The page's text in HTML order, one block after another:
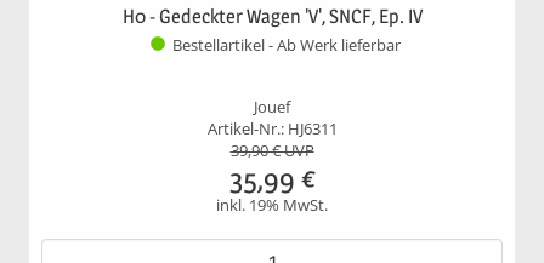
H0 - Gedeckter Wagen 'V', SNCF, Ep. IV
Bestellartikel - Ab Werk lieferbar
Jouef
Artikel-Nr.: HJ6311
39,90€ UVP
35,99 €
inkl. 19% MwSt.